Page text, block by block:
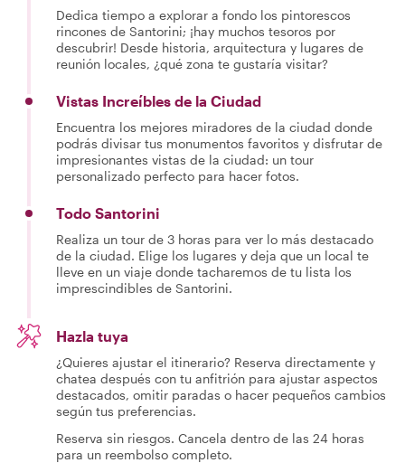
Dedica tiempo a explorar a fondo los pintorescos
rincones de Santorini; ¡hay muchos tesoros por
descubrir! Desde historia, arquitectura y lugares de
reunión locales, ¿qué zona te gustaría visitar?
Vistas Increíbles de la Ciudad
Encuentra los mejores miradores de la ciudad donde
podrás divisar tus monumentos favoritos y disfrutar de
impresionantes vistas de la ciudad: un tour
personalizado perfecto para hacer fotos.
Todo Santorini
Realiza un tour de 3 horas para ver lo más destacado
de la ciudad. Elige los lugares y deja que un local te
lleve en un viaje donde tacharemos de tu lista los
imprescindibles de Santorini.
Hazla tuya
¿Quieres ajustar el itinerario? Reserva directamente y
chatea después con tu anfitrión para ajustar aspectos
destacados, omitir paradas o hacer pequeños cambios
según tus preferencias.
Reserva sin riesgos. Cancela dentro de las 24 horas
para un reembolso completo.